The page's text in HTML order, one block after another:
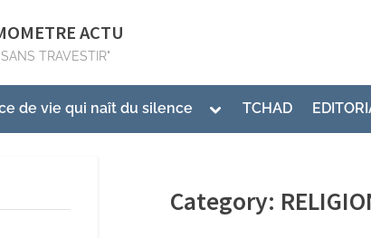
ACTU
TRAVESTIR"
de vie qui naît du silence TCHAD
Category: